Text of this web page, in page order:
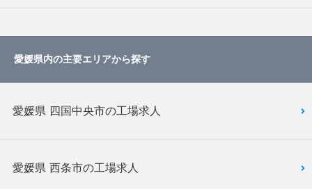
愛媛県内の主要エリアから探す
愛媛県 四国中央市の工場求人
愛媛県 西条市の工場求人